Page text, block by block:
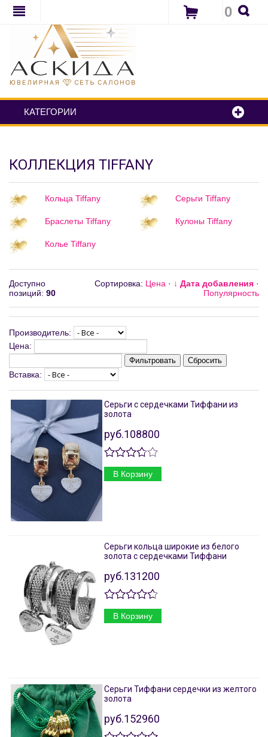
0
КАТЕГОРИИ
КОЛЛЕКЦИЯ TIFFANY
Кольца Tiffany Серьги Tiffany
Браслеты Tiffany Кулоны Tiffany
Колье Tiffany
Доступно
позиций: 90
Сортировка: Цена · ↓ Дата добавления ·
Популярность
Производитель:
Цена:
Фильтровать Сбросить
Вставка:
Серьги с сердечками Тиффани из
золота
руб.108800
В Корзину
Серьги кольца широкие из белого
золота с сердечками Тиффани
руб.131200
В Корзину
Серьги Тиффани сердечки из желтого
золота
руб.152960